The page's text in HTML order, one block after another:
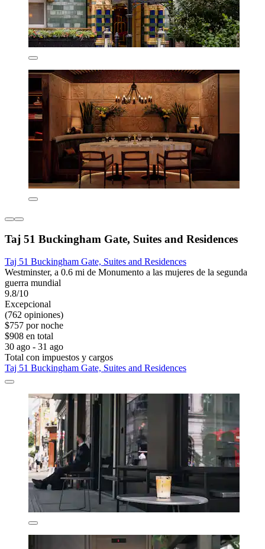
Taj 51 Buckingham Gate, Suites and Residences
Taj 51 Buckingham Gate, Suites and Residences
Westminster, a 0.6 mi de Monumento a las mujeres de la segunda
guerra mundial
9.8/10
Excepcional
(762 opiniones)
$757 por noche
$908 en total
30 ago - 31 ago
Total con impuestos y cargos
Taj 51 Buckingham Gate, Suites and Residences